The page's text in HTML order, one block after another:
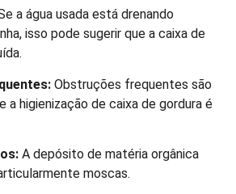
a água usada está drenando
isso pode sugerir que a caixa de
Obstruções frequentes são
a higienização de caixa de gordura é
A depósito de matéria orgânica
moscas.